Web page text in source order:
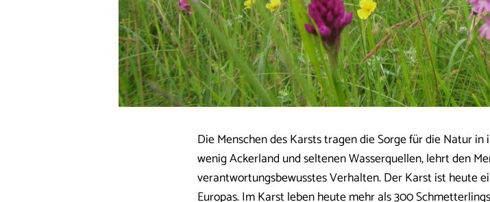
Die Menschen des Karsts tragen die Sorge für die Natur
wenig Ackerland und seltenen Wasserquellen, lehrt den
verantwortungsbewusstes Verhalten. Der Karst ist heute
Europas. Im Karst leben heute mehr als 300